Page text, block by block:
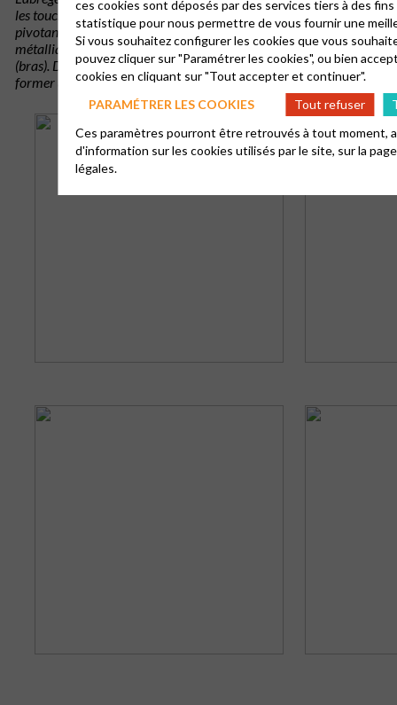
les touches au sommet par l’intermédiaire d’une petite pièce de
pivotante, le « rouleau d’abrégé ». Les vergettes sont accrochées à
métallique appelée « demoiselle » (pendules) et au rouleau par une
(bras). Dans certains cas, le rouleau est supprimé : les « fers
former une « équerre ».
ces cookies sont déposés par des services tiers à des fins
statistique pour nous permettre de vous fournir une
Si vous souhaitez configurer les cookies que vous
pouvez cliquer sur "Paramétrer les cookies", ou bien
cookies en cliquant sur "Tout accepter et continuer".
PARAMÉTRER LES COOKIES
Tout refuser
Ces paramètres pourront être retrouvés à tout moment,
d'information sur les cookies utilisés par le site, sur la
légales.